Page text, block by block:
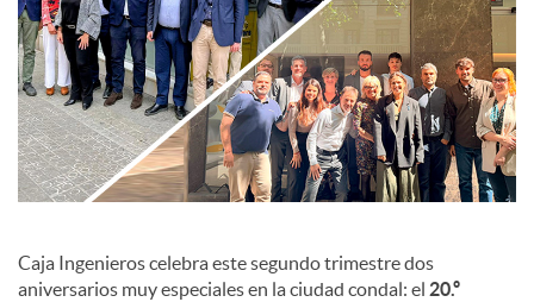
c
o
n
t
Caja Ingenieros celebra este segundo trimestre dos
aniversarios muy especiales en la ciudad condal: el 20.º